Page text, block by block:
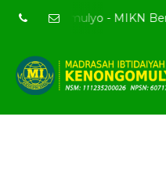
- MIKN